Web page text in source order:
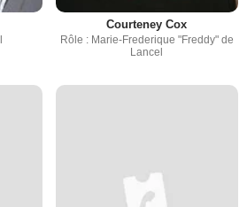
Courteney Cox
Rôle : Marie-Frederique "Freddy" de
Lancel